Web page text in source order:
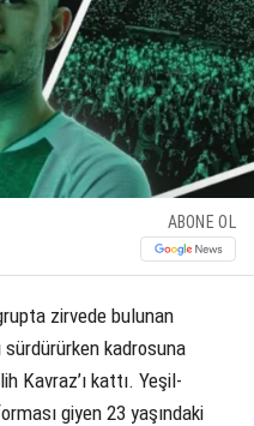
WhatsApp İhbar Hattı
Facebook
Instagram
Youtube
ABONE OL
zirvede bulunan
sürdürürken kadrosuna
Kavraz’ı kattı. Yeşil-
giyen 23 yaşındaki